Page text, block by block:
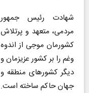
شهادت رئیس جمهور
مردمی، متعهد و پرتلاش
کشورمان موجی از اندوه
وغم را بر کشور عزیزمان و
دیگر کشورهای منطقه و
جهان حاکم ساخته است.